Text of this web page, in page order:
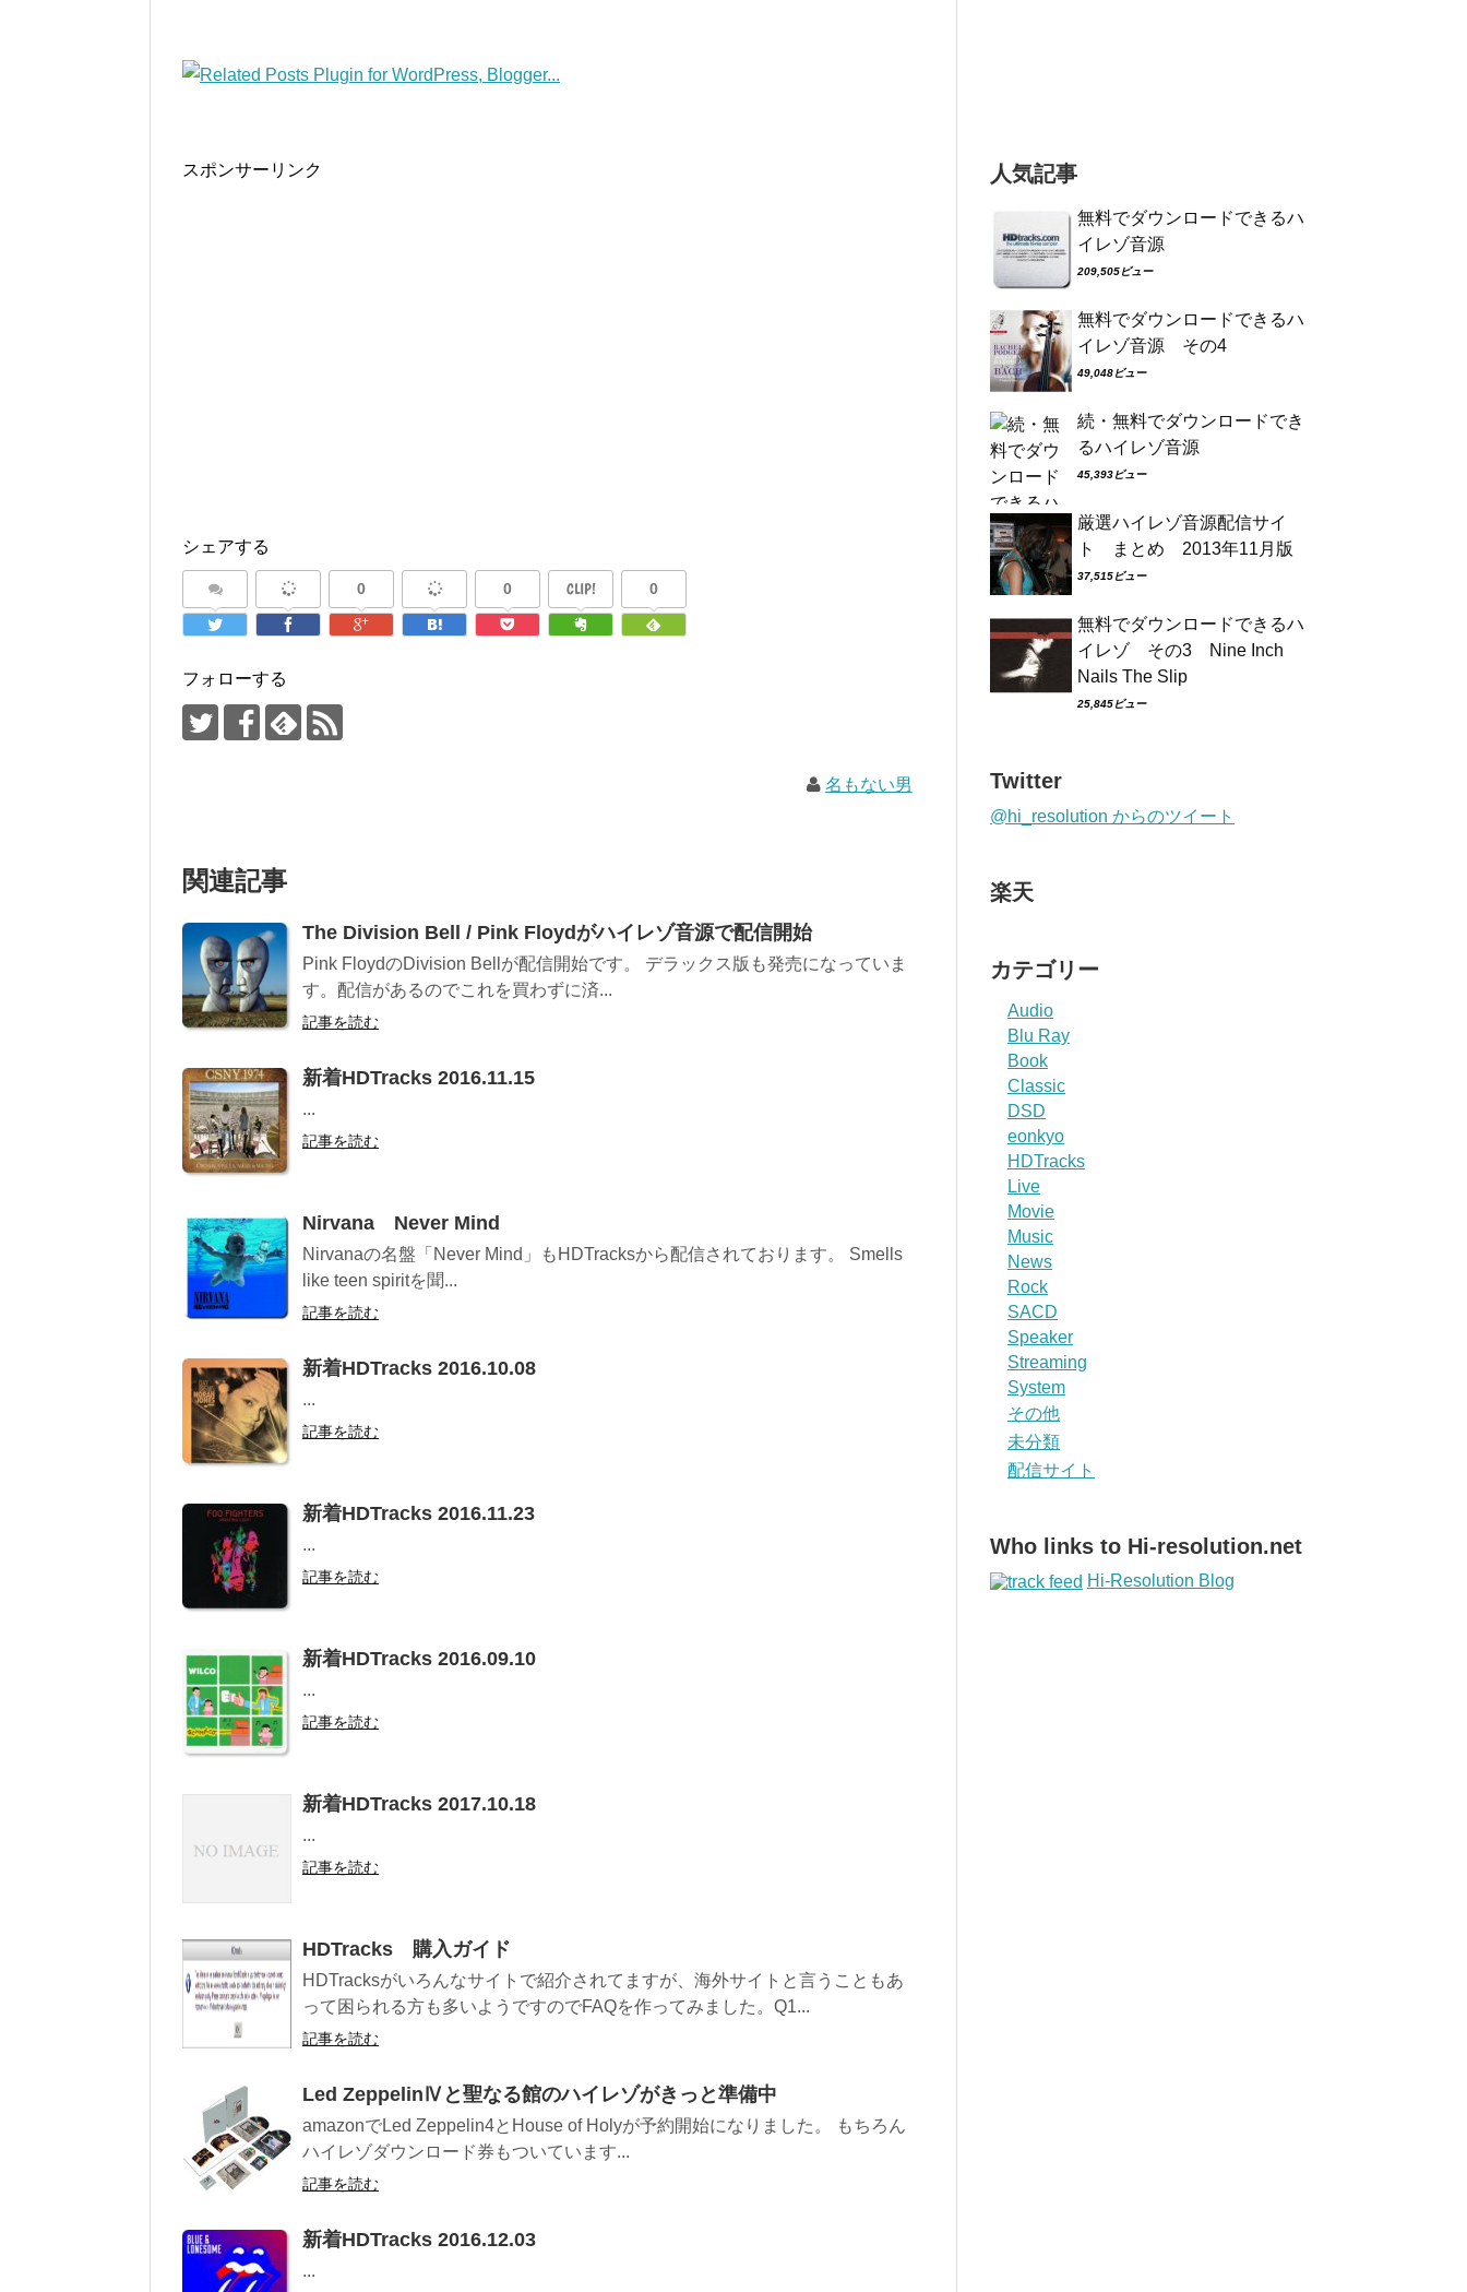
スポンサーリンク
シェアする
0 0 CLIP! 0
フォローする
名もない男
関連記事
The Division Bell / Pink Floydがハイレゾ音源で配信開始
Pink FloydのDivision Bellが配信開始です。 デラックス版も発売になっていま
す。配信があるのでこれを買わずに済...
記事を読む
新着HDTracks 2016.11.15
...
記事を読む
Nirvana Never Mind
Nirvanaの名盤「Never Mind」もHDTracksから配信されております。 Smells
like teen spiritを聞...
記事を読む
新着HDTracks 2016.10.08
...
記事を読む
新着HDTracks 2016.11.23
...
記事を読む
新着HDTracks 2016.09.10
...
記事を読む
新着HDTracks 2017.10.18
...
記事を読む
HDTracks 購入ガイド
HDTracksがいろんなサイトで紹介されてますが、海外サイトと言うこともあ
って困られる方も多いようですのでFAQを作ってみました。Q1...
記事を読む
Led ZeppelinⅣと聖なる館のハイレゾがきっと準備中
amazonでLed Zeppelin4とHouse of Holyが予約開始になりました。 もちろん
ハイレゾダウンロード券もついています...
記事を読む
新着HDTracks 2016.12.03
...
人気記事
無料でダウンロードできるハ
イレゾ音源
209,505ビュー
無料でダウンロードできるハ
イレゾ音源 その4
49,048ビュー
続・無料でダウンロードでき
るハイレゾ音源
45,393ビュー
厳選ハイレゾ音源配信サイ
ト まとめ 2013年11月版
37,515ビュー
無料でダウンロードできるハ
イレゾ その3 Nine Inch
Nails The Slip
25,845ビュー
Twitter
@hi_resolution からのツイート
楽天
カテゴリー
Audio
Blu Ray
Book
Classic
DSD
eonkyo
HDTracks
Live
Movie
Music
News
Rock
SACD
Speaker
Streaming
System
その他
未分類
配信サイト
Who links to Hi-resolution.net
Hi-Resolution Blog